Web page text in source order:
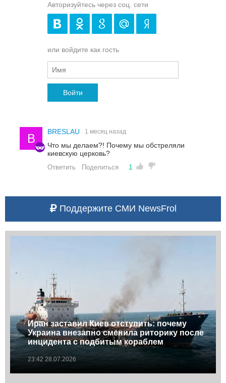
Авторизуйтесь через соц. сети
или войдите как гость
Войти
B BRESLAU 1 месяц назад
Что мы делаем?! Почему мы обстреляли
киевскую церковь?
Ответить Поделиться 1
Поддержите СМИ NewsFrol
Иран заставил Киев отступить: почему
Украина внезапно сменила риторику после
инцидента с подбитым кораблем
23:42 28.07.2026